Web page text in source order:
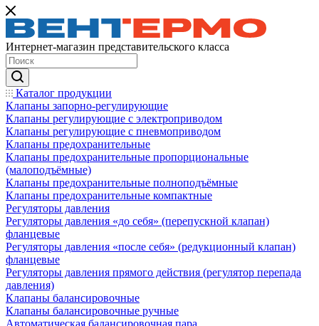
Интернет-магазин представительского класса
Каталог продукции
Клапаны запорно-регулирующие
Клапаны регулирующие с электроприводом
Клапаны регулирующие с пневмоприводом
Клапаны предохранительные
Клапаны предохранительные пропорциональные
(малоподъёмные)
Клапаны предохранительные полноподъёмные
Клапаны предохранительные компактные
Регуляторы давления
Регуляторы давления «до себя» (перепускной клапан)
фланцевые
Регуляторы давления «после себя» (редукционный клапан)
фланцевые
Регуляторы давления прямого действия (регулятор перепада
давления)
Клапаны балансировочные
Клапаны балансировочные ручные
Автоматическая балансировочная пара